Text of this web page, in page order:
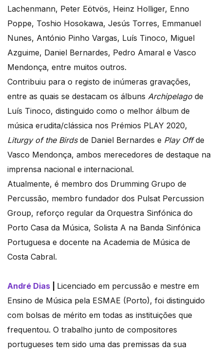
Lachenmann, Peter Eötvös, Heinz Holliger, Enno
Poppe, Toshio Hosokawa, Jesús Torres, Emmanuel
Nunes, António Pinho Vargas, Luís Tinoco, Miguel
Azguime, Daniel Bernardes, Pedro Amaral e Vasco
Mendonça, entre muitos outros.
Contribuiu para o registo de inúmeras gravações,
entre as quais se destacam os álbuns Archipelago de
Luís Tinoco, distinguido como o melhor álbum de
música erudita/clássica nos Prémios PLAY 2020,
Liturgy of the Birdsde Daniel Bernardes e Play Offde
Vasco Mendonça, ambos merecedores de destaque na
imprensa nacional e internacional.
Atualmente, é membro dos Drumming Grupo de
Percussão, membro fundador dos Pulsat Percussion
Group, reforço regular da Orquestra Sinfónica do
Porto Casa da Música, Solista A na Banda Sinfónica
Portuguesa e docente na Academia de Música de
Costa Cabral.
André Dias
Licenciado em percussão e mestre em
Ensino de Música pela ESMAE (Porto), foi distinguido
com bolsas de mérito em todas as instituições que
frequentou. O trabalho junto de compositores
portugueses tem sido uma das premissas da sua